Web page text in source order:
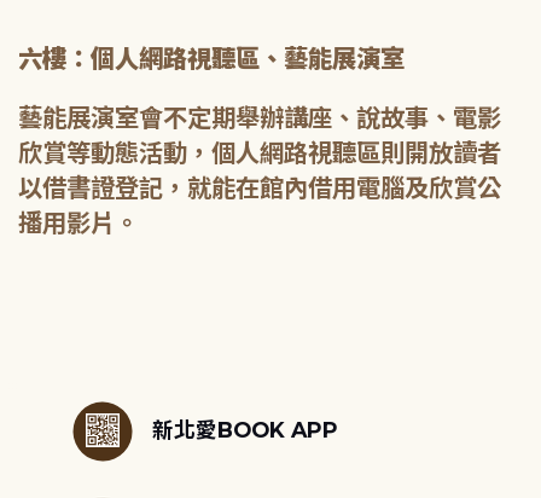
六樓：個人網路視聽區、藝能展演室
藝能展演室會不定期舉辦講座、說故事、電影
欣賞等動態活動，個人網路視聽區則開放讀者
以借書證登記，就能在館內借用電腦及欣賞公
播用影片。
新北愛BOOK APP